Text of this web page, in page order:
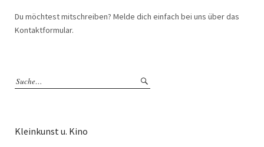
Du möchtest mitschreiben? Melde dich einfach bei uns über das
Kontaktformular.
Kleinkunst u. Kino